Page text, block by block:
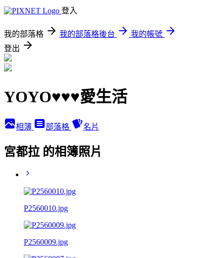
登入
我的部落格 我的部落格後台
我的帳號
登出
YOYO♥♥♥愛生活
相簿 部落格 名片
宮都拉 的相簿照片
P2560010.jpg
P2560009.jpg